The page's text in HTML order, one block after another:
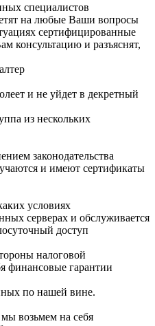
специалистов
на любые Ваши вопросы
сертифицированные
консультацию и разъяснят,
и не уйдет в декретный
из нескольких
законодательства
и имеют сертификаты
условиях
серверах и обслуживается
доступ
налоговой
финансовые гарантии
по нашей вине.
возьмем на себя